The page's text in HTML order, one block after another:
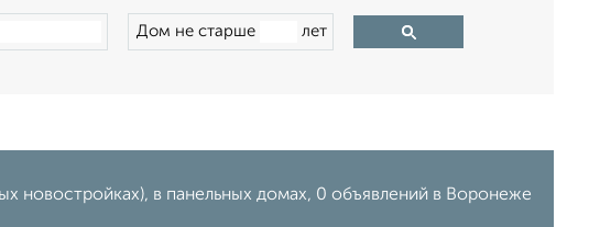
Дом не старше лет
новостройках), в панельных домах, 0 объявлений в Воронеже